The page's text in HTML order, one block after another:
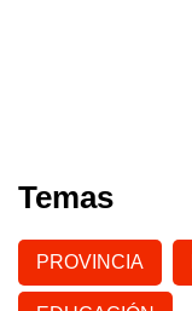
Temas
PROVINCIA